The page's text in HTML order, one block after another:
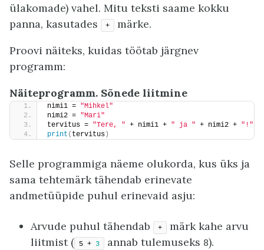
ülakomade) vahel. Mitu teksti saame kokku
panna, kasutades
+
märke.
Proovi näiteks, kuidas töötab järgnev
programm:
Näiteprogramm. Sõnede liitmine
nimi1 = "Mihkel"
nimi2 = "Mari"
tervitus = "Tere, " + nimi1 + " ja " + nimi2 + "!"
print ( tervitus)
Selle programmiga näeme olukorda, kus üks ja
sama tehtemärk tähendab erinevate
andmetüüpide puhul erinevaid asju:
Arvude puhul tähendab +
märk kahe arvu
liitmist (
5 + 3 annab tulemuseks 8).